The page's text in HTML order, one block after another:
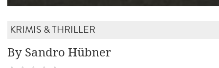
KRIMIS & THRILLER
By Sandro Hübner